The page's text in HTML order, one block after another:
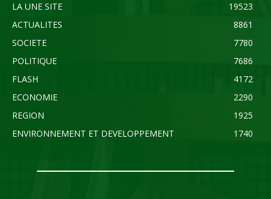
LA UNE SITE
19523
ACTUALITES
8861
SOCIETE
7780
POLITIQUE
7686
FLASH
4172
ECONOMIE
2290
REGION
1925
ENVIRONNEMENT ET DEVELOPPEMENT
1740